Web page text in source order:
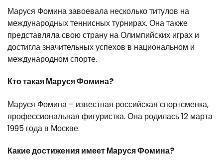
Маруся Фомина завоевала несколько титулов на
международных теннисных турнирах. Она также
представляла свою страну на Олимпийских играх и
достигла значительных успехов в национальном и
международном спорте.
Кто такая Маруся Фомина?
Маруся Фомина – известная российская спортсменка,
профессиональная фигуристка. Она родилась 12 марта
1995 года в Москве.
Какие достижения имеет Маруся Фомина?